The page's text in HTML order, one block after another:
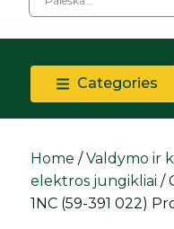
Categories
Home /Valdymo ir
elektros jungikliai /
1NC (59-391 022)